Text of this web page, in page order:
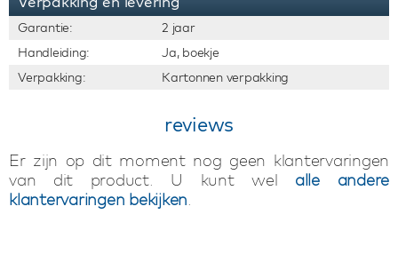
Garantie:
2 jaar
Handleiding:
Ja, boekje
Verpakking:
Kartonnen verpakking
reviews
Er zijn op dit moment nog geen klantervaringen
van dit product. U kunt wel alle andere
klantervaringen bekijken.